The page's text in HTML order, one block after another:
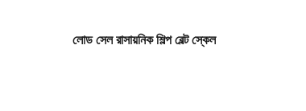
লোড সেল রাসায়নিক শিল্প বেল্ট স্কেল